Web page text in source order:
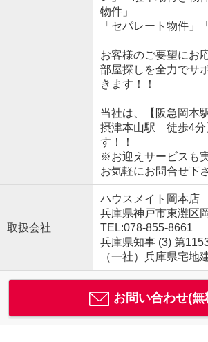
物件」
「セパレート物件」
お客様のご要望にお
部屋探しを全力でサ
きます！！
当社は、【阪急岡本
摂津本山駅 徒歩4分
す！！
※お迎えサービスも
お気軽にお問合せ下
取扱会社
ハウスメイト岡本店
兵庫県神戸市東灘区
TEL:078-855-8661
兵庫県知事 (3) 第
（一社）兵庫県宅地
お問い合わせ(無